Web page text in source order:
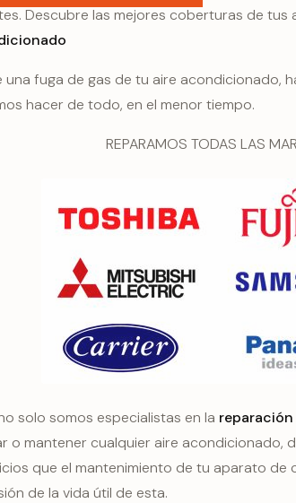
Descubre las mejores coberturas de
una fuga de gas de tu aire acondicionado,
hacer de todo, en el menor tiempo.
REPARAMOS TODAS LAS
solo somos especialistas en la
o mantener cualquier aire acondicionado,
que el mantenimiento de tu aparato de
de la vida útil de esta.